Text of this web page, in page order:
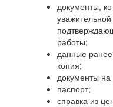
документы,
работы;
данные ранее
копия;
документы
паспорт;
справка из